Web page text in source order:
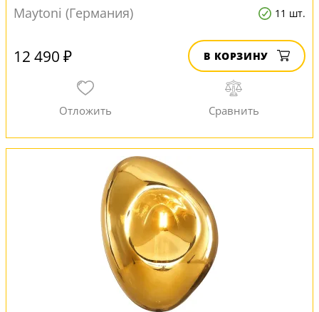
Maytoni (Германия) 11 шт.
12 490 ₽ В КОРЗИНУ